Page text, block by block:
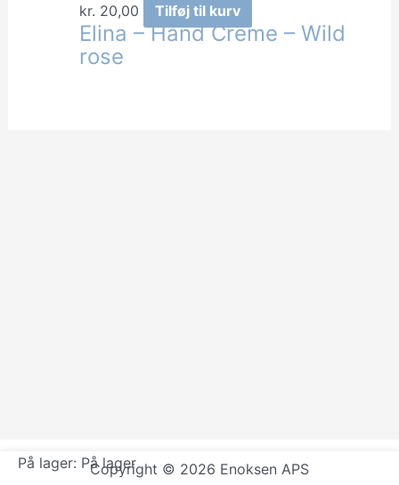
kr. 20,00 Tilføj til kurv
Elina – Hånd Creme – Wild
rose
Copyright © 2026 Enoksen APS
På lager: På lager